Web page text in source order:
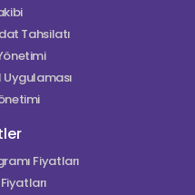
Tahsilatı
Uygulaması
Fiyatları